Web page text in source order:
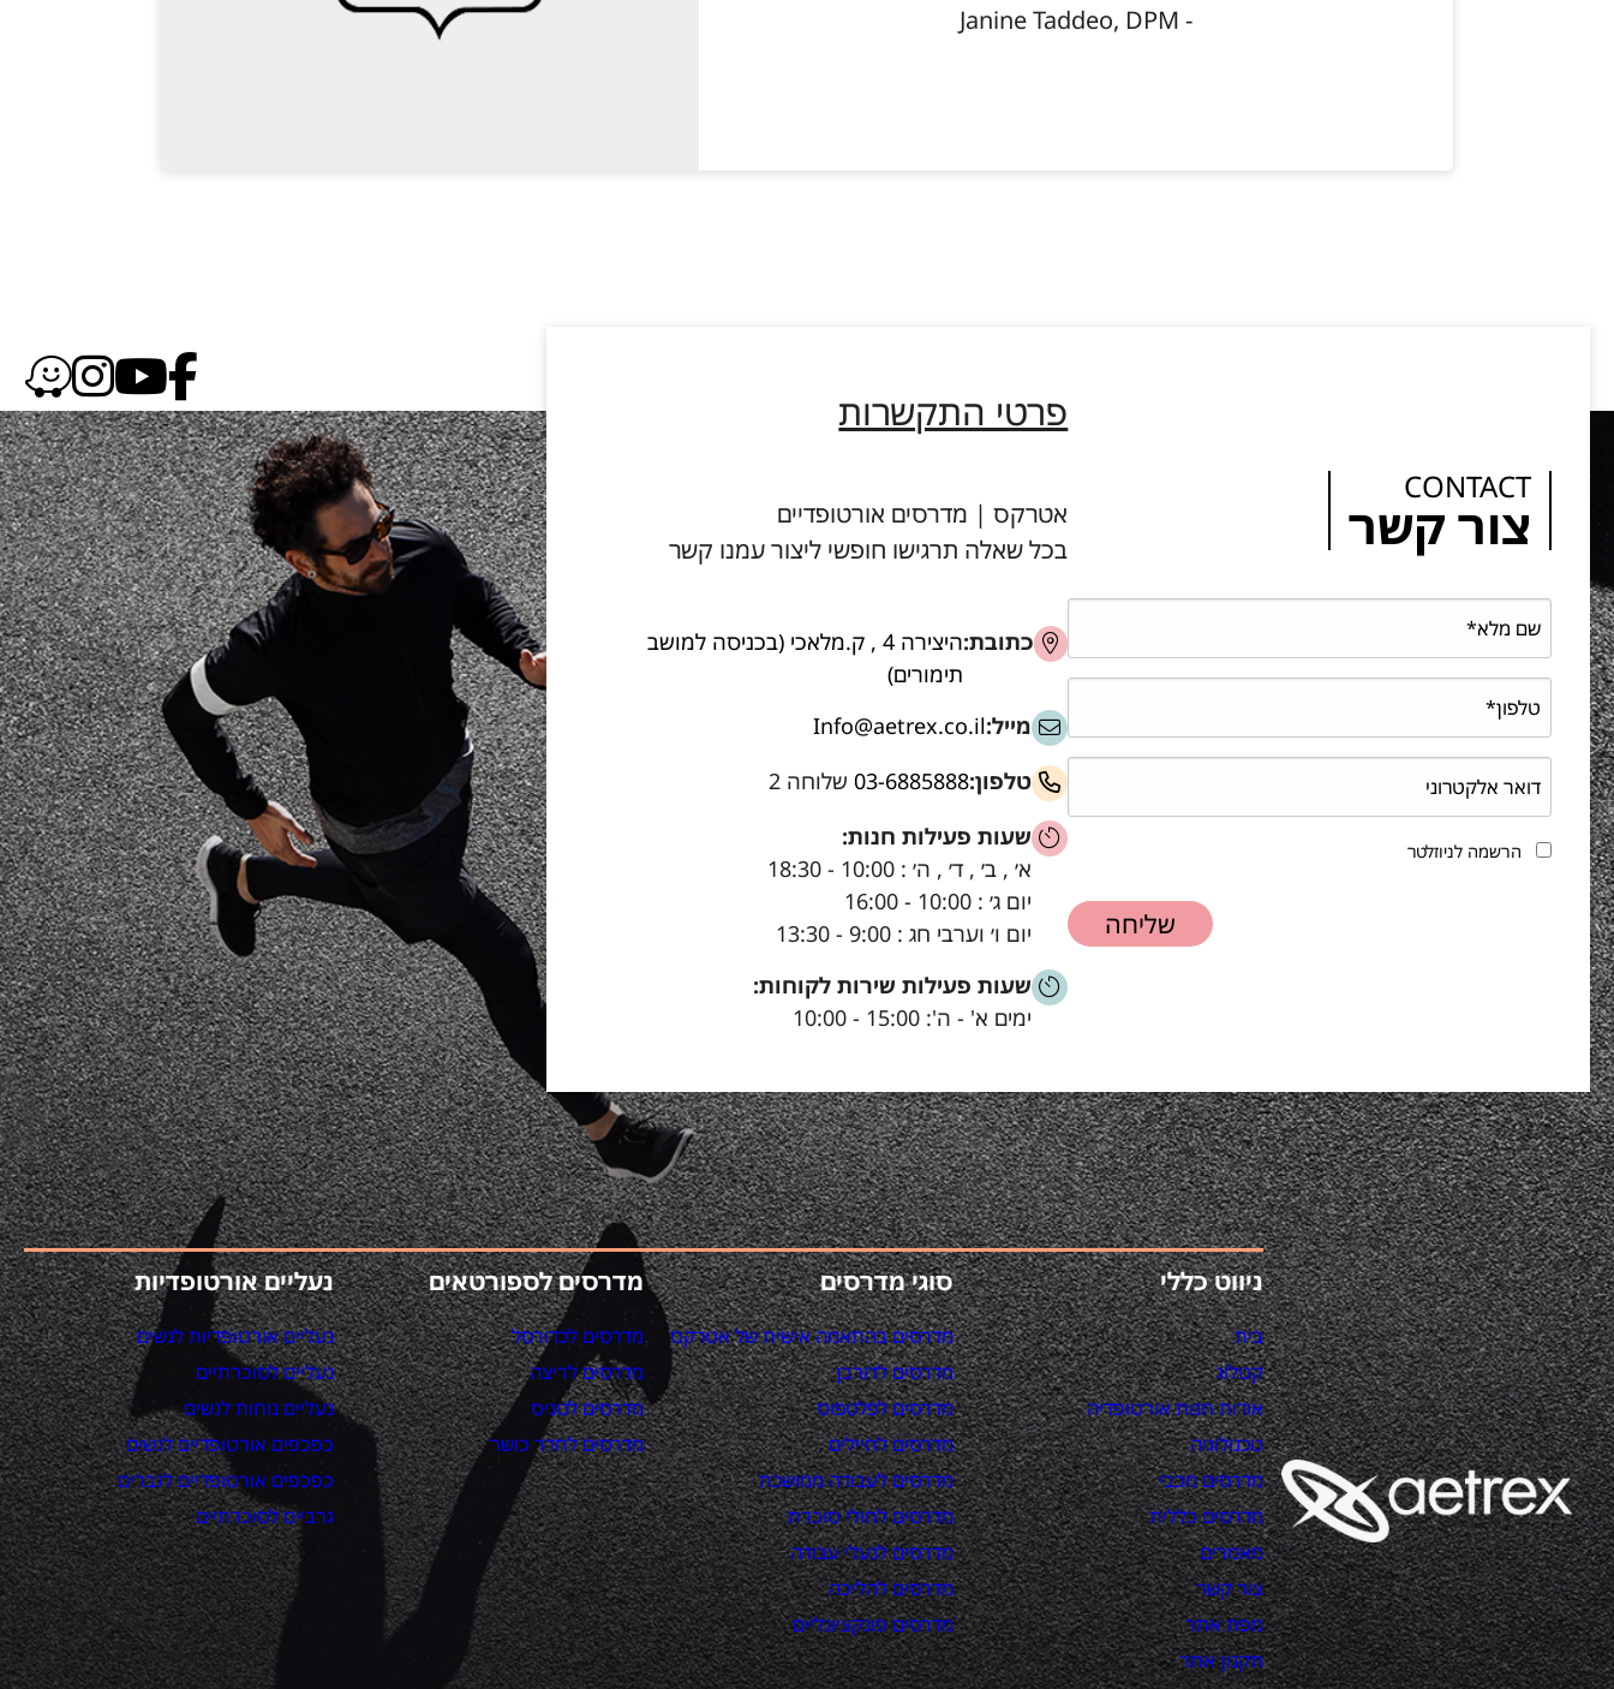
- Janine Taddeo, DPM
CONTACT
צור קשר
הרשמה לניוזלטר
פרטי התקשרות
אטרקס | מדרסים אורטופדיים
בכל שאלה תרגישו חופשי ליצור עמנו קשר
כתובת:
היצירה 4 , ק.מלאכי (בכניסה למושב
תימורים)
מייל:Info@aetrex.co.il
טלפון:03-6885888שלוחה 2
שעות פעילות חנות:
א׳ , ב׳ , ד׳ , ה׳ : 10:00 - 18:30
יום ג׳ : 10:00 - 16:00
יום ו׳ וערבי חג : 9:00 - 13:30
שעות פעילות שירות לקוחות:
ימים א' - ה': 15:00 - 10:00
ניווט כללי
בית
קטלוג
אודות חנות אורטופדיה
טכנולוגיה
מדרסים מכבי
מדרסים כללית
מאמרים
צור קשר
מפת אתר
תקנון אתר
סוגי מדרסים
מדרסים בהתאמה אישית של אטרקס
מדרסים לדורבן
מדרסים לפלטפוס
מדרסים לחיילים
מדרסים לעבודה ממושכת
מדרסים לחולי סוכרת
מדרסים לנעלי עבודה
מדרסים להליכה
מדרסים פונקציונליים
מדרסים לספורטאים
מדרסים לכדורסל
מדרסים לריצה
מדרסים לטניס
מדרסים לחדר כושר
נעליים אורטופדיות
נעליים אורטופדיות לנשים
נעליים לסוכרתיים
נעליים נוחות לנשים
כפכפים אורטופדיים לנשים
כפכפים אורטופדיים לגברים
גרביים לסוכרתיים